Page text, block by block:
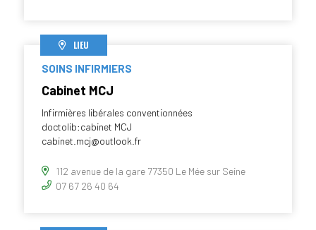
LIEU
SOINS INFIRMIERS
Cabinet MCJ
Infirmières libérales conventionnées
doctolib:cabinet MCJ
cabinet.mcj@outlook.fr
112 avenue de la gare 77350 Le Mée sur Seine
07 67 26 40 64